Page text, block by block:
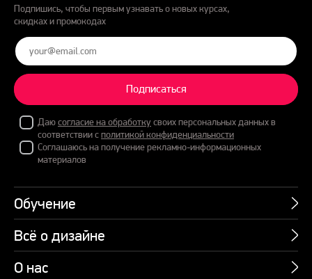
Подпишись, чтобы первым узнавать о новых курсах,
скидках и промокодах
Подписаться
Даюсогласие на обработкусвоих персональных данных в
соответствии сполитикой конфиденциальности
Соглашаюсь на получение рекламно-информационных
материалов
Обучение
Курсы
Пакетные предложения
Всё о дизайне
Учебник по презентациям
О нас